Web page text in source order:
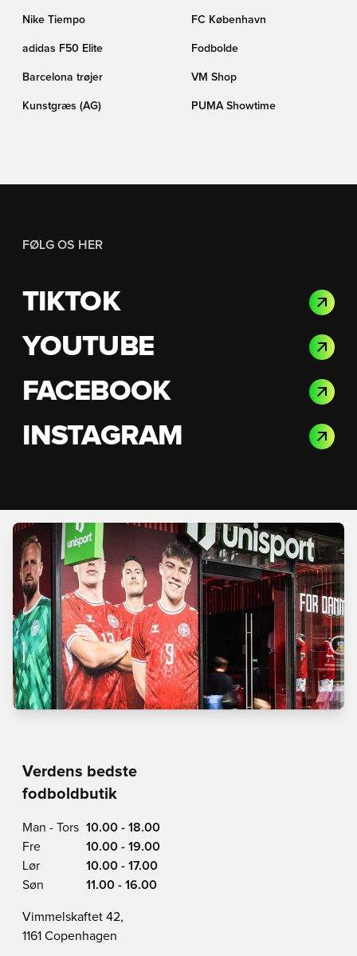
Nike Tiempo FC København
adidas F50 Elite Fodbolde
Barcelona trøjer VM Shop
Kunstgræs (AG) PUMA Showtime
FØLG OS HER
TIKTOK
YOUTUBE
FACEBOOK
INSTAGRAM
Verdens bedste
fodboldbutik
Man - Tors 10.00 - 18.00
Fre
10.00 - 19.00
Lør
10.00 - 17.00
Søn
11.00 - 16.00
Vimmelskaftet 42,
1161 Copenhagen